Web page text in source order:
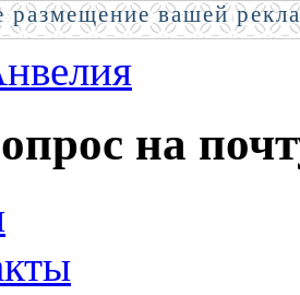
на
размещение вашей